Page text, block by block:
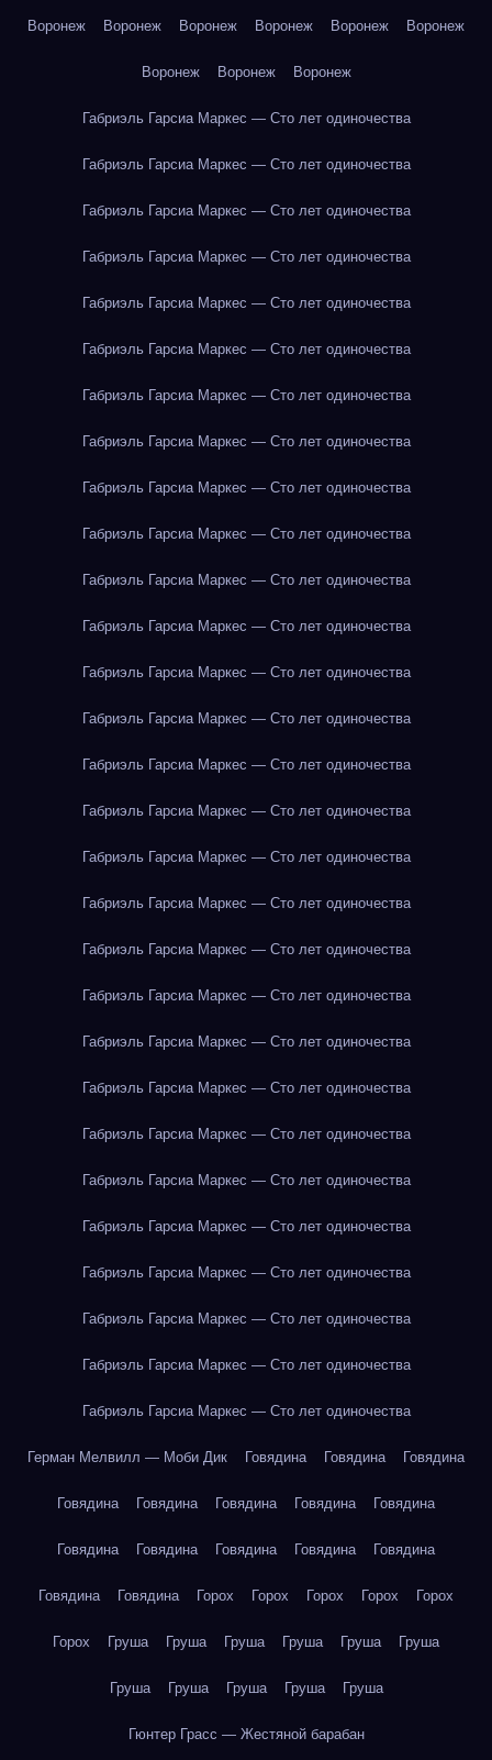
Воронеж Воронеж Воронеж Воронеж Воронеж Воронеж
Воронеж Воронеж Воронеж
Габриэль Гарсиа Маркес — Сто лет одиночества
Габриэль Гарсиа Маркес — Сто лет одиночества
Габриэль Гарсиа Маркес — Сто лет одиночества
Габриэль Гарсиа Маркес — Сто лет одиночества
Габриэль Гарсиа Маркес — Сто лет одиночества
Габриэль Гарсиа Маркес — Сто лет одиночества
Габриэль Гарсиа Маркес — Сто лет одиночества
Габриэль Гарсиа Маркес — Сто лет одиночества
Габриэль Гарсиа Маркес — Сто лет одиночества
Габриэль Гарсиа Маркес — Сто лет одиночества
Габриэль Гарсиа Маркес — Сто лет одиночества
Габриэль Гарсиа Маркес — Сто лет одиночества
Габриэль Гарсиа Маркес — Сто лет одиночества
Габриэль Гарсиа Маркес — Сто лет одиночества
Габриэль Гарсиа Маркес — Сто лет одиночества
Габриэль Гарсиа Маркес — Сто лет одиночества
Габриэль Гарсиа Маркес — Сто лет одиночества
Габриэль Гарсиа Маркес — Сто лет одиночества
Габриэль Гарсиа Маркес — Сто лет одиночества
Габриэль Гарсиа Маркес — Сто лет одиночества
Габриэль Гарсиа Маркес — Сто лет одиночества
Габриэль Гарсиа Маркес — Сто лет одиночества
Габриэль Гарсиа Маркес — Сто лет одиночества
Габриэль Гарсиа Маркес — Сто лет одиночества
Габриэль Гарсиа Маркес — Сто лет одиночества
Габриэль Гарсиа Маркес — Сто лет одиночества
Габриэль Гарсиа Маркес — Сто лет одиночества
Габриэль Гарсиа Маркес — Сто лет одиночества
Габриэль Гарсиа Маркес — Сто лет одиночества
Герман Мелвилл — Моби Дик Говядина Говядина Говядина
Говядина Говядина Говядина Говядина Говядина
Говядина Говядина Говядина Говядина Говядина
Говядина Говядина Горох Горох Горох Горох Горох
Горох Груша Груша Груша Груша Груша Груша
Груша Груша Груша Груша Груша
Гюнтер Грасс — Жестяной барабан